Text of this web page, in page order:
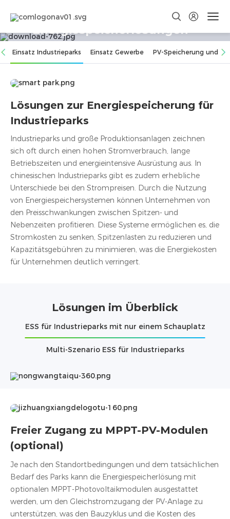
Gewerbliche & industrielle
Energiespeicherlösungen
Modularer Systemaufbau sowie ﬂexible Anpassung an
unterschiedliche Szenarien
Einsatz Industrieparks Einsatz Gewerbe PV-Speicherung und -
Lösungen zur Energiespeicherung für
Industrieparks
Industrieparks und große Produktionsanlagen zeichnen
sich oft durch einen hohen Stromverbrauch, lange
Betriebszeiten und energieintensive Ausrüstung aus. In
chinesischen Industrieparks gibt es zudem erhebliche
Unterschiede bei den Strompreisen. Durch die Nutzung
von Energiespeichersystemen können Unternehmen von
den Preisschwankungen zwischen Spitzen- und
Nebenzeiten proﬁtieren. Diese Systeme ermöglichen es, die
Stromkosten zu senken, Spitzenlasten zu reduzieren und
Kapazitätsgebühren zu minimieren, was die Energiekosten
für Unternehmen deutlich verringert.
Lösungen im Überblick
ESS für Industrieparks mit nur einem Schauplatz
Multi-Szenario ESS für Industrieparks
Freier Zugang zu MPPT-PV-Modulen
(optional)
Je nach den Standortbedingungen und dem tatsächlichen
Bedarf des Parks kann die Energiespeicherlösung mit
optionalen MPPT-Photovoltaikmodulen ausgestattet
werden, um den Gleichstromzugang der PV-Anlage zu
unterstützen, was den Bauzyklus und die Kosten des